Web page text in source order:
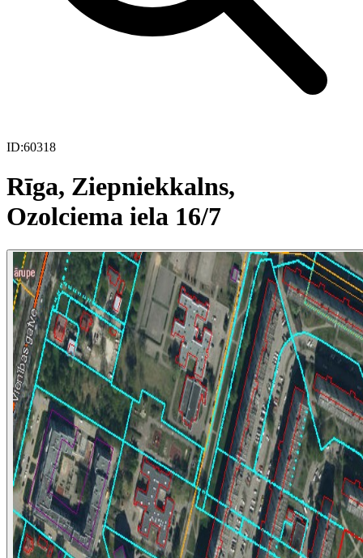
ID:60318
Rīga, Ziepniekkalns,
Ozolciema iela 16/7